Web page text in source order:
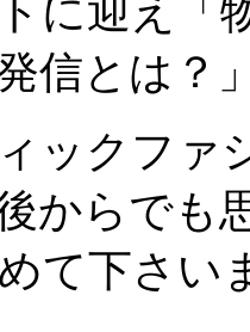
に迎え「
信とは？
ックファ
からでも
て下さい